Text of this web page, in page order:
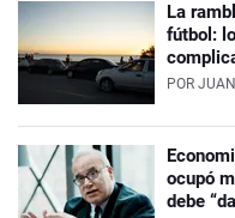
La
fútbol:
POR
ocupó
debe